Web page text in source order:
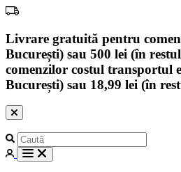
Livrare gratuită pentru
București) sau 500 lei (în
comenzilor costul transportul
București) sau 18,99 lei (în